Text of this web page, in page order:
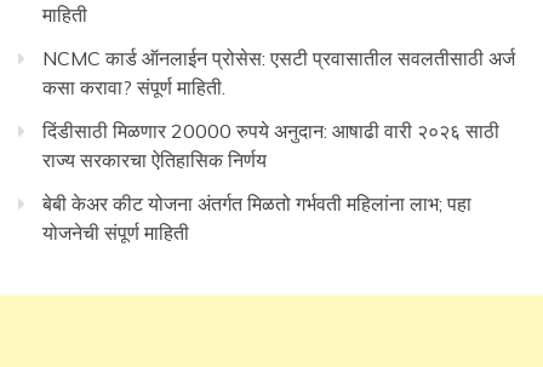
माहिती
NCMC कार्ड ऑनलाईन प्रोसेस: एसटी प्रवासातील सवलतीसाठी अर्ज
कसा करावा? संपूर्ण माहिती.
दिंडीसाठी मिळणार 20000 रुपये अनुदान: आषाढी वारी २०२६ साठी
राज्य सरकारचा ऐतिहासिक निर्णय
बेबी केअर कीट योजना अंतर्गत मिळतो गर्भवती महिलांना लाभ; पहा
योजनेची संपूर्ण माहिती